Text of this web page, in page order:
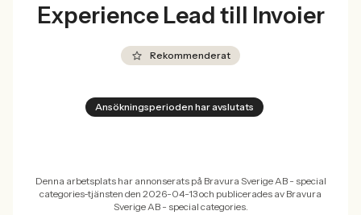
Experience Lead till Invoier
Rekommenderat
Ansökningsperioden har avslutats
Denna arbetsplats har annonserats på Bravura Sverige AB - special
categories-tjänsten den 2026-04-13 och publicerades av Bravura
Sverige AB - special categories.